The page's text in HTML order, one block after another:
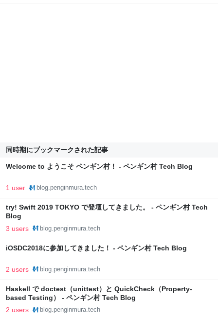
同時期にブックマークされた記事
Welcome to ようこそ ペンギン村！ - ペンギン村 Tech Blog
1 user blog.penginmura.tech
try! Swift 2019 TOKYO で登壇してきました。 - ペンギン村 Tech
Blog
3 users blog.penginmura.tech
iOSDC2018に参加してきました！ - ペンギン村 Tech Blog
2 users blog.penginmura.tech
Haskell で doctest（unittest）と QuickCheck（Property-
based Testing） - ペンギン村 Tech Blog
2 users blog.penginmura.tech